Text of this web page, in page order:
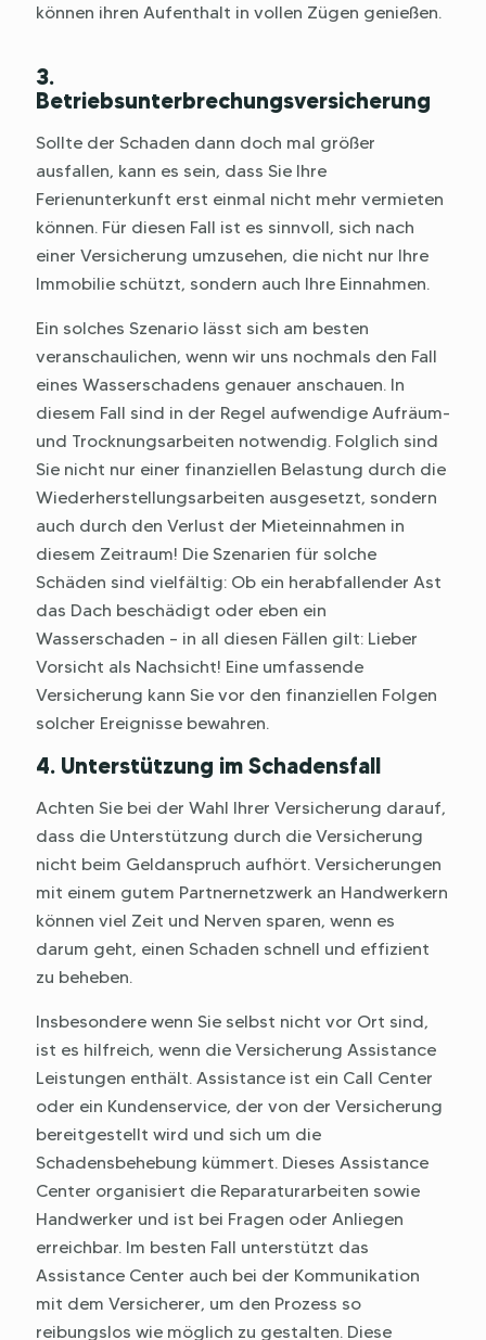
können ihren Aufenthalt in vollen Zügen genießen.
3.
Betriebsunterbrechungsversicherung
Sollte der Schaden dann doch mal größer
ausfallen, kann es sein, dass Sie Ihre
Ferienunterkunft erst einmal nicht mehr vermieten
können. Für diesen Fall ist es sinnvoll, sich nach
einer Versicherung umzusehen, die nicht nur Ihre
Immobilie schützt, sondern auch Ihre Einnahmen.
Ein solches Szenario lässt sich am besten
veranschaulichen, wenn wir uns nochmals den Fall
eines Wasserschadens genauer anschauen. In
diesem Fall sind in der Regel aufwendige Aufräum-
und Trocknungsarbeiten notwendig. Folglich sind
Sie nicht nur einer finanziellen Belastung durch die
Wiederherstellungsarbeiten ausgesetzt, sondern
auch durch den Verlust der Mieteinnahmen in
diesem Zeitraum! Die Szenarien für solche
Schäden sind vielfältig: Ob ein herabfallender Ast
das Dach beschädigt oder eben ein
Wasserschaden – in all diesen Fällen gilt: Lieber
Vorsicht als Nachsicht! Eine umfassende
Versicherung kann Sie vor den finanziellen Folgen
solcher Ereignisse bewahren.
4. Unterstützung im Schadensfall
Achten Sie bei der Wahl Ihrer Versicherung darauf,
dass die Unterstützung durch die Versicherung
nicht beim Geldanspruch aufhört. Versicherungen
mit einem gutem Partnernetzwerk an Handwerkern
können viel Zeit und Nerven sparen, wenn es
darum geht, einen Schaden schnell und effizient
zu beheben.
Insbesondere wenn Sie selbst nicht vor Ort sind,
ist es hilfreich, wenn die Versicherung Assistance
Leistungen enthält. Assistance ist ein Call Center
oder ein Kundenservice, der von der Versicherung
bereitgestellt wird und sich um die
Schadensbehebung kümmert. Dieses Assistance
Center organisiert die Reparaturarbeiten sowie
Handwerker und ist bei Fragen oder Anliegen
erreichbar. Im besten Fall unterstützt das
Assistance Center auch bei der Kommunikation
mit dem Versicherer, um den Prozess so
reibungslos wie möglich zu gestalten. Diese